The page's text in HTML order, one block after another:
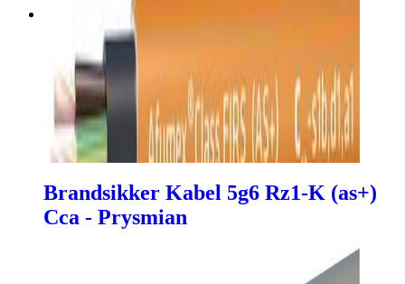
Brandsikker Kabel 5g6 Rz1-K (as+)
Cca - Prysmian